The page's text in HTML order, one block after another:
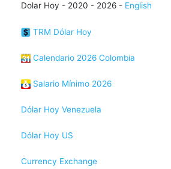
Dolar Hoy - 2020 - 2026 - English
TRM Dólar Hoy
Calendario 2026 Colombia
Salario Mínimo 2026
Dólar Hoy Venezuela
Dólar Hoy US
Currency Exchange